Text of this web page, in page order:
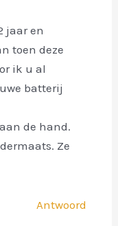
jaar en
toen deze
ik u al
batterij
de hand.
Ze
Antwoord